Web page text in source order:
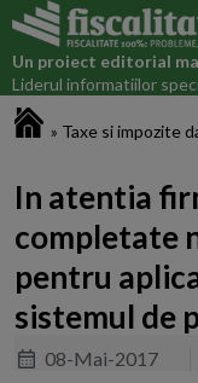
Un proiect editorial
Liderul informatiilor
» Taxe si impozite
In atentia
completate
pentru
sistemul de
08-Mai-2017